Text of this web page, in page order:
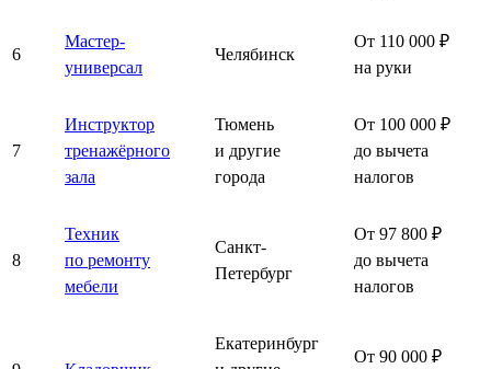
6
Мастер-
универсал
Челябинск
От 110 000 ₽
на руки
7
Инструктор
тренажёрного
зала
Тюмень
и другие
города
От 100 000 ₽
до вычета
налогов
8
Техник
по ремонту
мебели
Санкт-
Петербург
От 97 800 ₽
до вычета
налогов
Екатеринбург
От 90 000 ₽